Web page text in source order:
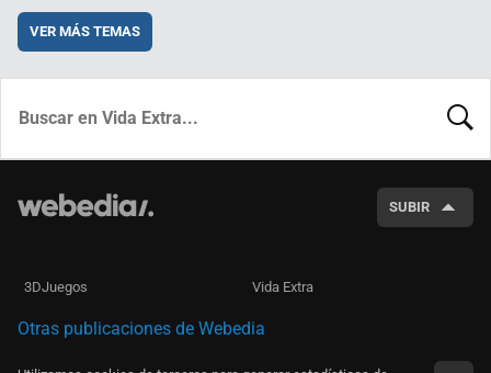
VER MÁS TEMAS
SUBIR
3DJuegos Vida Extra
Otras publicaciones de Webedia